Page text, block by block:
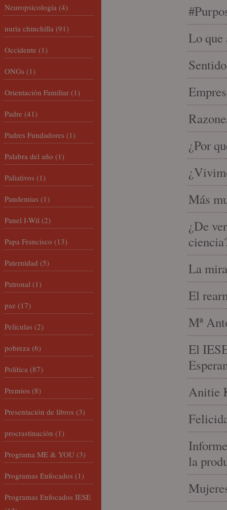
Lo que
¿Por
Más
¿De
La
El
Mª
El
Anitie
la
Neuropsicología (4)
nuria chinchilla (91)
Occidente (1)
ONGs (1)
Orientación Familiar (1)
Padre (41)
Padres Fundadores (1)
Palabra del año (1)
Paliativos (1)
Pandemias (1)
Panel I-Wil (2)
Papa Francisco (13)
Paternidad (5)
Patronal (1)
paz (17)
Películas (2)
pobreza (6)
Política (87)
Premios (8)
Presentación de libros (3)
procrastinación (1)
Programa ME & YOU (3)
Programas Enfocados (1)
Programas Enfocados IESE